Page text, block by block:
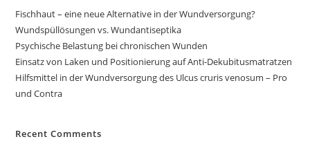
Fischhaut – eine neue Alternative in der Wundversorgung?
Wundspüllösungen vs. Wundantiseptika
Psychische Belastung bei chronischen Wunden
Einsatz von Laken und Positionierung auf Anti-Dekubitusmatratzen
Hilfsmittel in der Wundversorgung des Ulcus cruris venosum – Pro
und Contra
Recent Comments